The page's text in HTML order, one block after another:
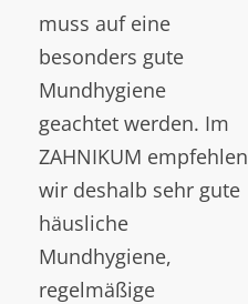
muss auf eine
besonders gute
Mundhygiene
geachtet werden. Im
ZAHNIKUM empfehlen
wir deshalb sehr gute
häusliche
Mundhygiene,
regelmäßige